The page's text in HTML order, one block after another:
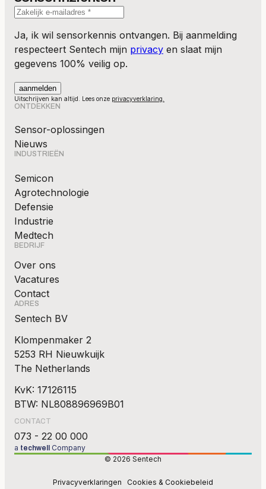
Ja, ik wil sensorkennis ontvangen. Bij aanmelding
respecteert Sentech mijn privacy en slaat mijn
gegevens 100% veilig op.
Uitschrijven kan altijd. Lees onze privacyverklaring.
ONTDEKKEN
Sensor-oplossingen
Nieuws
INDUSTRIEËN
Semicon
Agrotechnologie
Defensie
Industrie
Medtech
BEDRIJF
Over ons
Vacatures
Contact
ADRES
Sentech BV
Klompenmaker 2
5253 RH Nieuwkuijk
The Netherlands
KvK: 17126115
BTW: NL808896969B01
CONTACT
073 - 22 00 000
a techwell
Company
© 2026 Sentech
Privacyverklaringen Cookies & Cookiebeleid